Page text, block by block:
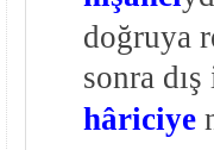
doğruya
sonra
hâriciye